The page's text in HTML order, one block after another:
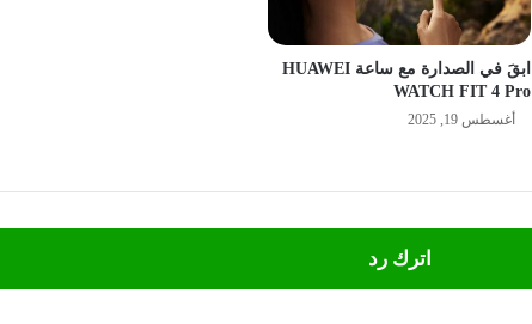
ابقَ في الصدارة مع ساعة HUAWEI
WATCH FIT 4 Pro
أغسطس 19, 2025
اترك رد